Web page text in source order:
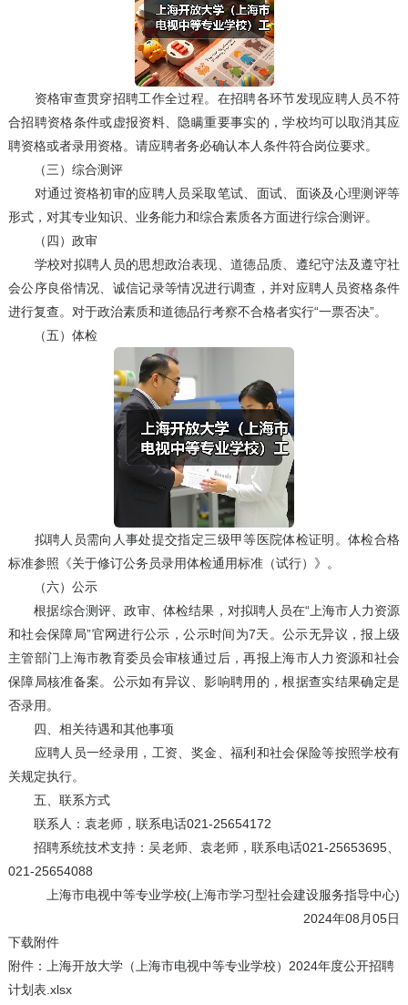
资格审查贯穿招聘工作全过程。在招聘各环节发现应聘人员不符
合招聘资格条件或虚报资料、隐瞒重要事实的，学校均可以取消其应
聘资格或者录用资格。请应聘者务必确认本人条件符合岗位要求。
（三）综合测评
对通过资格初审的应聘人员采取笔试、面试、面谈及心理测评等
形式，对其专业知识、业务能力和综合素质各方面进行综合测评。
（四）政审
学校对拟聘人员的思想政治表现、道德品质、遵纪守法及遵守社
会公序良俗情况、诚信记录等情况进行调查，并对应聘人员资格条件
进行复查。对于政治素质和道德品行考察不合格者实行“一票否决”。
（五）体检
拟聘人员需向人事处提交指定三级甲等医院体检证明。体检合格
标准参照《关于修订公务员录用体检通用标准（试行）》。
（六）公示
根据综合测评、政审、体检结果，对拟聘人员在“上海市人力资源
和社会保障局”官网进行公示，公示时间为7天。公示无异议，报上级
主管部门上海市教育委员会审核通过后，再报上海市人力资源和社会
保障局核准备案。公示如有异议、影响聘用的，根据查实结果确定是
否录用。
四、相关待遇和其他事项
应聘人员一经录用，工资、奖金、福利和社会保险等按照学校有
关规定执行。
五、联系方式
联系人：袁老师，联系电话021-25654172
招聘系统技术支持：吴老师、袁老师，联系电话021-25653695、
021-25654088
上海市电视中等专业学校(上海市学习型社会建设服务指导中心)
2024年08月05日
下载附件
附件：上海开放大学（上海市电视中等专业学校）2024年度公开招聘
计划表.xlsx